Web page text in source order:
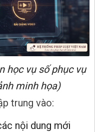
học vụ số phục vụ
minh họa)
trung vào:
nội dung mới